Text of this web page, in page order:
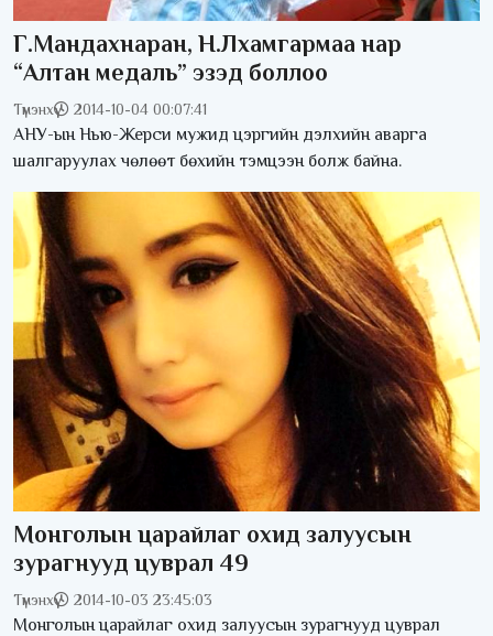
Г.Мандахнаран, Н.Лхамгармаа нар
“Алтан медаль” эзэд боллоо
Түмэнхүү 2014-10-04 00:07:41
АНУ-ын Нью-Жерси мужид цэргийн дэлхийн аварга
шалгаруулах чөлөөт бөхийн тэмцээн болж байна.
Монголын царайлаг охид залуусын
зурагнууд цуврал 49
Түмэнхүү 2014-10-03 23:45:03
Монголын царайлаг охид залуусын зурагнууд цуврал